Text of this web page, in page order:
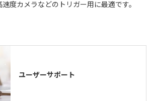
度カメラなどのトリガー用に最適です。
ユーザーサポート